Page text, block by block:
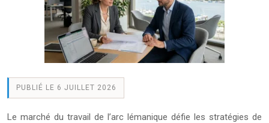
PUBLIÉ LE 6 JUILLET 2026
Le marché du travail de l’arc lémanique défie les stratégies de